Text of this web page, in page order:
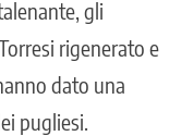
gli
rigenerato e
dato una
pugliesi.